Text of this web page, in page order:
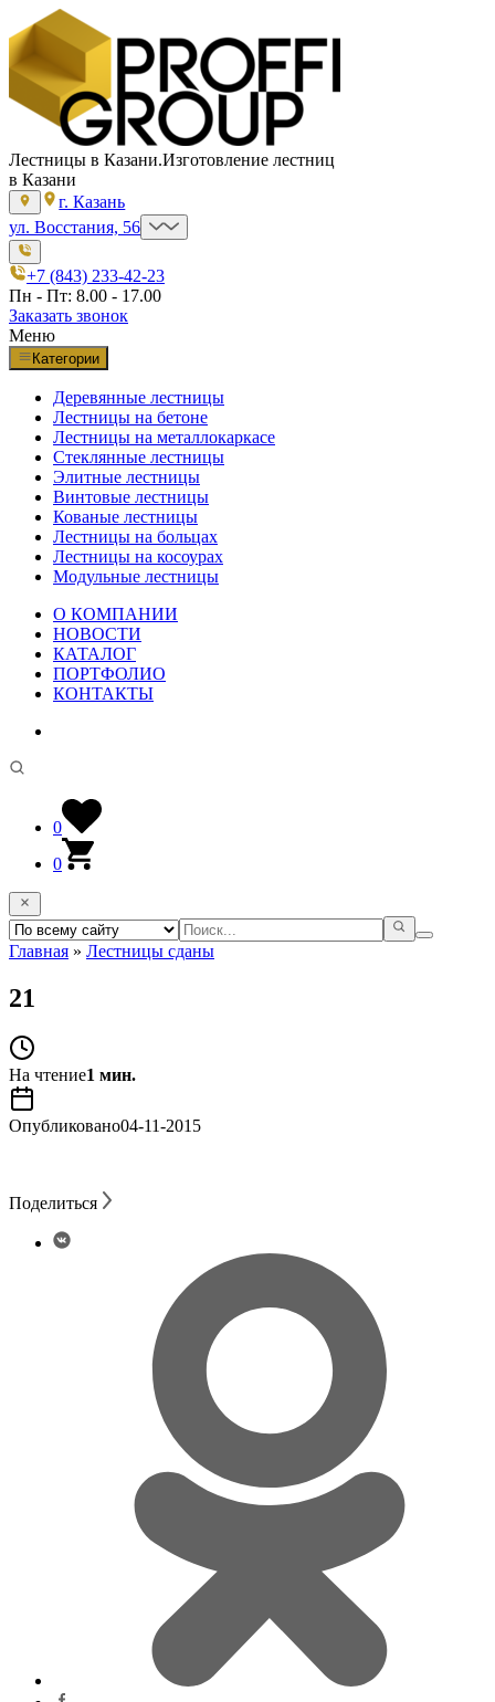
Лестницы в Казани.Изготовление лестниц
в Казани
г. Казань
ул. Восстания, 56
+7 (843) 233-42-23
Пн - Пт: 8.00 - 17.00
Заказать звонок
Меню
Категории
Деревянные лестницы
Лестницы на бетоне
Лестницы на металлокаркасе
Стеклянные лестницы
Элитные лестницы
Винтовые лестницы
Кованые лестницы
Лестницы на больцах
Лестницы на косоурах
Модульные лестницы
О КОМПАНИИ
НОВОСТИ
КАТАЛОГ
ПОРТФОЛИО
КОНТАКТЫ
0
0
Главная » Лестницы сданы
21
На чтение1 мин.
Опубликовано04-11-2015
Поделиться